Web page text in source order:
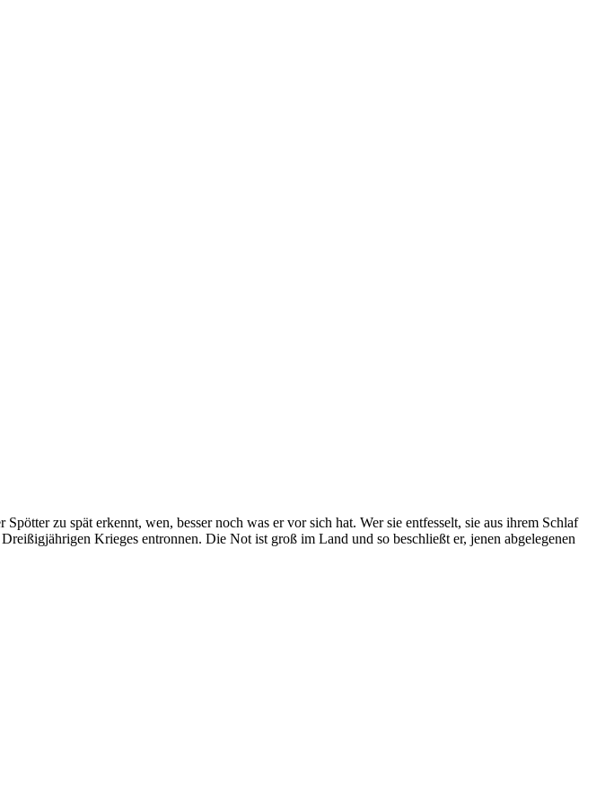
zu spät erkennt, wen, besser noch was er vor sich hat. Wer sie entfesselt, sie aus ihrem Schlaf
Krieges entronnen. Die Not ist groß im Land und so beschließt er, jenen abgelegenen